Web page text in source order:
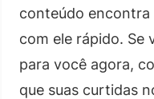
conteúdo
com ele rápido. Se
para você agora,
que suas curtidas